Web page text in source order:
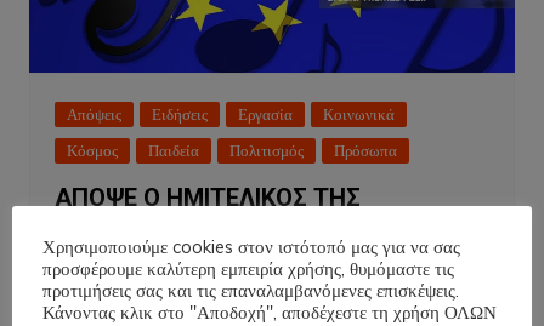
Απόψεις Ειδήσεις Εργασία
Κοινωνικά
Κόσμος
Παιδεία Πολιτισμός Πρόσωπα
ΑΠΟΨΕ Ο ΗΜΙΤΕΛΙΚΟΣ ΤΗΣ
NT 12 Μαΐου 2026
Χρησιμοποιούμε cookies στον ιστότοπό μας για να σας
προσφέρουμε καλύτερη εμπειρία χρήσης, θυμόμαστε τις
προτιμήσεις σας και τις επαναλαμβανόμενες επισκέψεις.
Κάνοντας κλικ στο "Αποδοχή", αποδέχεστε τη χρήση ΟΛΩΝ